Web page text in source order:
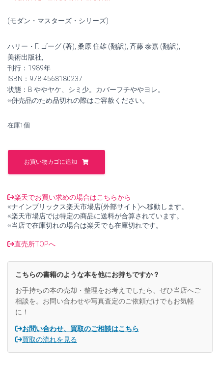
価
は
¥3,000
で
し
の
格
¥2,700
で
(モダン・マスターズ・シリーズ)
ハリー・F. ゴーグ (著), 桑原 住雄 (翻訳), 斉藤 泰嘉 (翻訳),
美術出版社,
刊行：1989年
ISBN：978-4568180237
状態：B ややヤケ、シミ少。カバーフチややヨレ。
※併売品のため品切れの際はご容赦ください。
在庫1個
ウ
ム・
ク
ー
ニ
ン
(モ
ン・
ズ・
ズ)
【中
お買い物カゴに追加
楽天でお買い求めの場合はこちらから
※ナインブリックス楽天市場店(外部サイト)へ移動します。
※楽天市場店では特定の商品に送料が合算されています。
※当店で在庫切れの場合は楽天でも在庫切れです。
直売所TOPへ
こちらの書籍のような本を他にお持ちですか？
お手持ちの本の売却・整理をお考えでしたら、ぜひ当店へご
相談を。お問い合わせや写真査定のご依頼だけでもお気軽
に！
お問い合わせ、買取のご相談はこちら
買取の流れを見る